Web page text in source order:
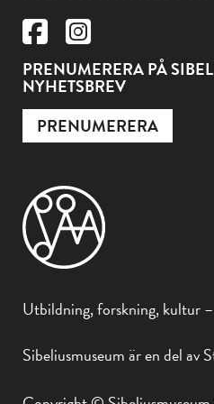
PRENUMERERA PÅ
NYHETSBREV
PRENUMERERA
Utbildning, forskning, kultur
Sibeliusmuseum är en del av